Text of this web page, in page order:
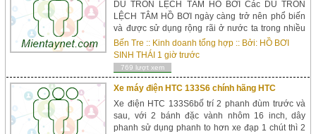
DÙ TRÒN LỆCH TÂM HỒ BƠI Các DÙ TRÒN
LỆCH TÂM HỒ BƠI ngày càng trở nên phổ biến
và được sử dụng rộng rãi ở nước ta trong nhiều
năm qua. Bởi sự thiết kế mang tính cách mạng
của họ, đặt cột hỗ trợ chính lên bê...
Bến Tre :: Kinh doanh tổng hợp :: Bởi: HỒ BƠI
SINH THÁI 1 giờ trước
769 lượt xem
Xe máy điện HTC 133S6 chính hãng HTC
Xe điện HTC 133S6bố trí 2 phanh đùm trước và
sau, với 2 bánh đặc vành nhôm 16 inch, dây
phanh sử dụng phanh to hơn xe đạp 1 chút thì 2